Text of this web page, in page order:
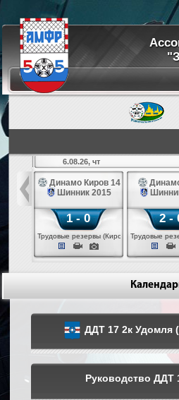
14
6.08.26, чт
Динамо Киров 14
Шинник 2015
1 - 0
Трудовые резервы (Киров)
2 -
Трудовые
ДДТ 17 2к Удомля
Руководство ДДТ